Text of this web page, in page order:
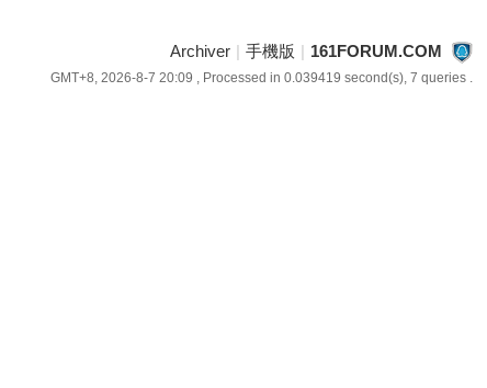
Archiver | 手機版 | 161FORUM.COM
GMT+8, 2026-8-7 20:09 , Processed in 0.039419 second(s), 7 queries .